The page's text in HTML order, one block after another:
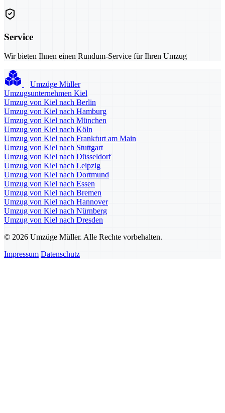
Service
Wir bieten Ihnen einen Rundum-Service für Ihren Umzug
Umzüge Müller
Umzugsunternehmen Kiel
Umzug von Kiel nach Berlin
Umzug von Kiel nach Hamburg
Umzug von Kiel nach München
Umzug von Kiel nach Köln
Umzug von Kiel nach Frankfurt am Main
Umzug von Kiel nach Stuttgart
Umzug von Kiel nach Düsseldorf
Umzug von Kiel nach Leipzig
Umzug von Kiel nach Dortmund
Umzug von Kiel nach Essen
Umzug von Kiel nach Bremen
Umzug von Kiel nach Hannover
Umzug von Kiel nach Nürnberg
Umzug von Kiel nach Dresden
© 2026 Umzüge Müller. Alle Rechte vorbehalten.
Impressum Datenschutz